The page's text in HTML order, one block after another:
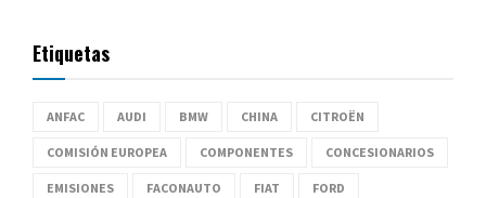
Etiquetas
ANFAC AUDI BMW CHINA CITROËN
COMISIÓN EUROPEA COMPONENTES CONCESIONARIOS
EMISIONES FACONAUTO FIAT FORD